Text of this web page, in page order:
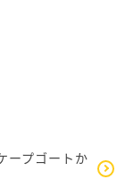
力が湧かな
っと緊張状
ネルギーを
ープゴートか